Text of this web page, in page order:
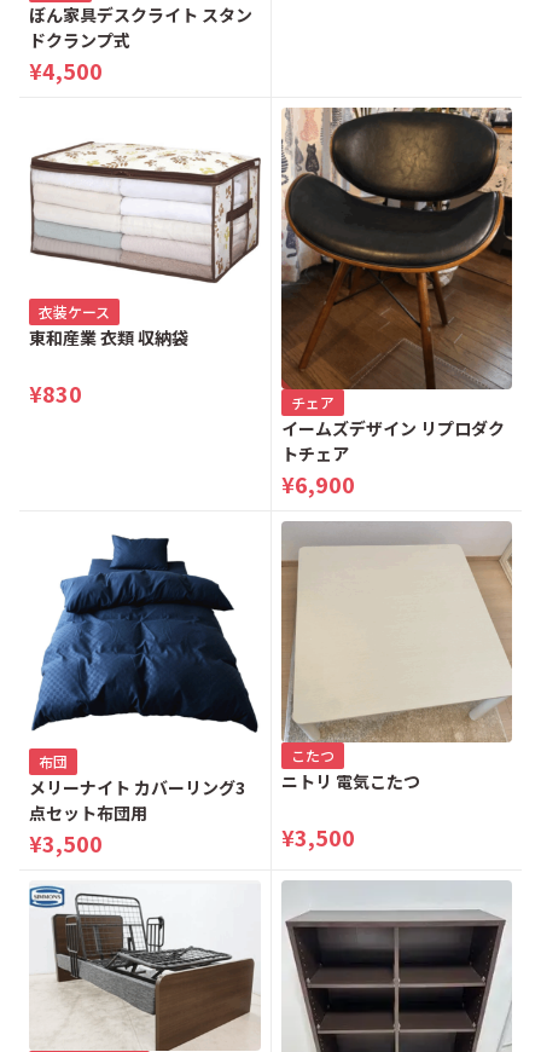
ぼん家具デスクライト スタン
ドクランプ式
¥4,500
衣装ケース
東和産業 衣類 収納袋
¥830 チェア
イームズデザイン リプロダク
トチェア
¥6,900
布団
メリーナイト カバーリング3
点セット布団用
¥3,500
こたつ
ニトリ 電気こたつ
¥3,500